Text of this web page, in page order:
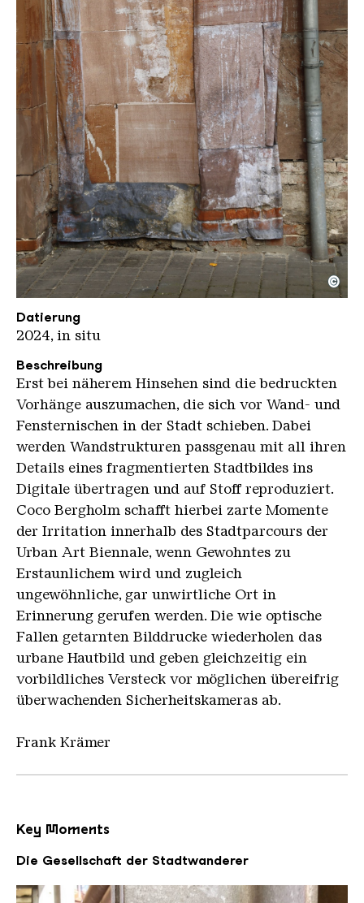
Coco Bergholm Tuer kompr
Copyright: Karl Heinrich Veith
©
Datierung
2024, in situ
Beschreibung
Erst bei näherem Hinsehen sind die bedruckten
Vorhänge auszumachen, die sich vor Wand- und
Fensternischen in der Stadt schieben. Dabei
werden Wandstrukturen passgenau mit all ihren
Details eines fragmentierten Stadtbildes ins
Digitale übertragen und auf Stoff reproduziert.
Coco Bergholm schafft hierbei zarte Momente
der Irritation innerhalb des Stadtparcours der
Urban Art Biennale, wenn Gewohntes zu
Erstaunlichem wird und zugleich
ungewöhnliche, gar unwirtliche Ort in
Erinnerung gerufen werden. Die wie optische
Fallen getarnten Bilddrucke wiederholen das
urbane Hautbild und geben gleichzeitig ein
vorbildliches Versteck vor möglichen übereifrig
überwachenden Sicherheitskameras ab.
Frank Krämer
Key Moments
Die Gesellschaft der Stadtwanderer